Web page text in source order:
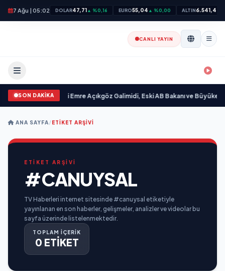
7 Ağu | 05:02 DOLAR47,71▲ %0,16 EURO55,04 ▲ %0,00 ALTIN6.541,48
CANLI YAYIN
SON DAKİKA
“ yayımlandı•Ali Emre Açıkgöz Galimidi, Eski AB Bakanı ve Büyükelçi
ANA SAYFA/ETIKET ARŞIVI
ETİKET ARŞİVİ
#CANUYSAL
TV Haberleri internet sitesinde #canuysal etiketiyle
yayınlanan en son haberler, gelişmeler, analizler ve videolar bu
sayfa üzerinde listelenmektedir.
TOPLAM İÇERİK
0 ETİKET